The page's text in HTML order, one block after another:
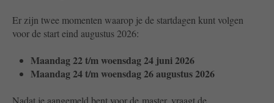
Er zijn twee momenten waarop je de startdagen kunt volgen
voor de start eind augustus 2026:
Maandag 22 t/m woensdag 24 juni 2026
Maandag 24 t/m woensdag 26 augustus 2026
Nadat je aangemeld bent voor de master, vraagt de